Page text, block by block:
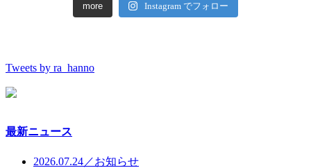
more Instagram でフォロー
Tweets by ra_hanno
最新ニュース
2026.07.24／お知らせ